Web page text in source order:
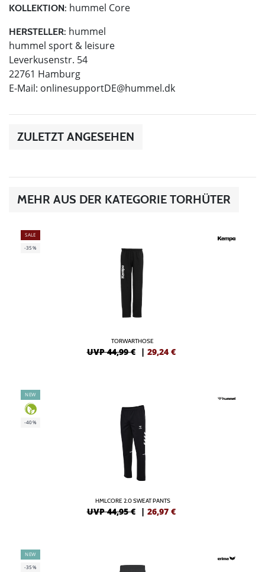
KOLLEKTION: hummel Core
HERSTELLER: hummel
hummel sport & leisure
Leverkusenstr. 54
22761 Hamburg
E-Mail: onlinesupportDE@hummel.dk
ZULETZT ANGESEHEN
MEHR AUS DER KATEGORIE TORHÜTER
SALE
-35%
TORWARTHOSE
UVP 44,99 € | 29,24 €
NEW
-40%
HMLCORE 2.0 SWEAT PANTS
UVP 44,95 € | 26,97 €
NEW
-35%